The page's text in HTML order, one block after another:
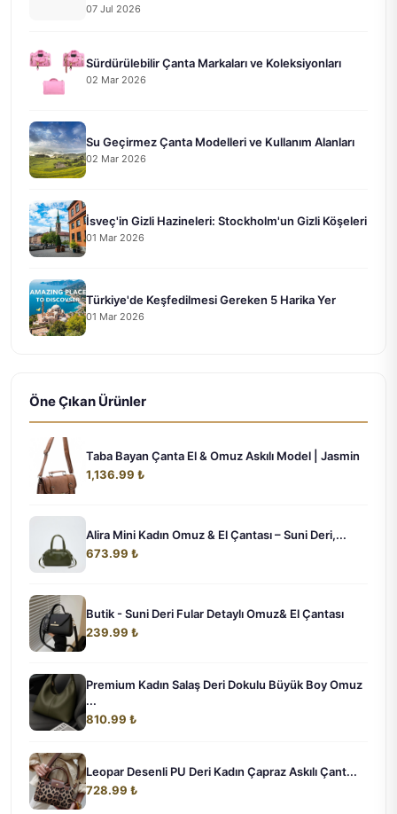
07 Jul 2026
Sürdürülebilir Çanta Markaları ve Koleksiyonları
02 Mar 2026
Su Geçirmez Çanta Modelleri ve Kullanım Alanları
02 Mar 2026
İsveç'in Gizli Hazineleri: Stockholm'un Gizli Köşeleri
01 Mar 2026
Türkiye'de Keşfedilmesi Gereken 5 Harika Yer
01 Mar 2026
Öne Çıkan Ürünler
Taba Bayan Çanta El & Omuz Askılı Model | Jasmin
1,136.99 ₺
Alira Mini Kadın Omuz & El Çantası – Suni Deri,...
673.99 ₺
Butik - Suni Deri Fular Detaylı Omuz& El Çantası
239.99 ₺
Premium Kadın Salaş Deri Dokulu Büyük Boy Omuz
...
810.99 ₺
Leopar Desenli PU Deri Kadın Çapraz Askılı Çant...
728.99 ₺